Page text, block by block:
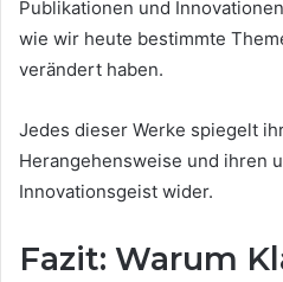
Publikationen und
wie wir heute bestimmte
verändert haben.
Jedes dieser Werke spiegelt
Herangehensweise und ihren
Innovationsgeist wider.
Fazit: Warum